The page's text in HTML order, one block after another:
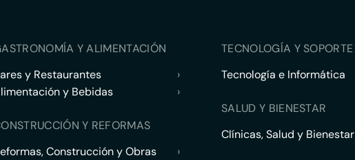
Y ALIMENTACIÓN
y Restaurantes
›
y Bebidas
›
Y REFORMAS
Construcción y Obras
›
TECNOLOGÍA Y
Tecnología e Informática
SALUD Y BIENESTAR
Clínicas, Salud y Bienestar